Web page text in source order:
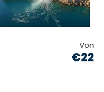
Von
€22